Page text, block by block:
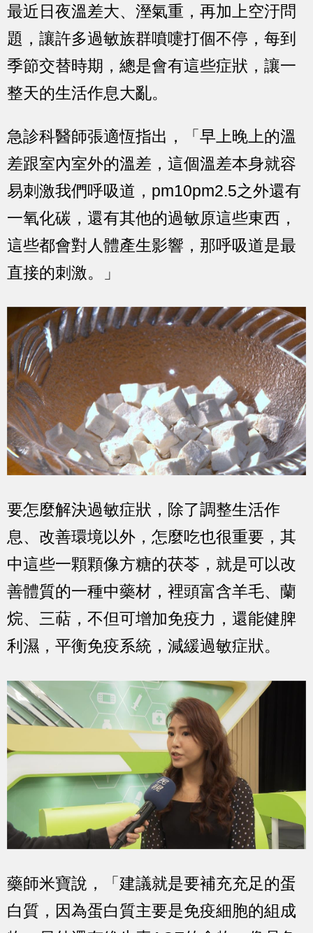
最近日夜溫差大、溼氣重，再加上空汙問
題，讓許多過敏族群噴嚏打個不停，每到
季節交替時期，總是會有這些症狀，讓一
整天的生活作息大亂。
急診科醫師張適恆指出，「早上晚上的溫
差跟室內室外的溫差，這個溫差本身就容
易刺激我們呼吸道，pm10pm2.5之外還有
一氧化碳，還有其他的過敏原這些東西，
這些都會對人體產生影響，那呼吸道是最
直接的刺激。」
要怎麼解決過敏症狀，除了調整生活作
息、改善環境以外，怎麼吃也很重要，其
中這些一顆顆像方糖的茯苓，就是可以改
善體質的一種中藥材，裡頭富含羊毛、蘭
烷、三萜，不但可增加免疫力，還能健脾
利濕，平衡免疫系統，減緩過敏症狀。
藥師米寶說，「建議就是要補充充足的蛋
白質，因為蛋白質主要是免疫細胞的組成